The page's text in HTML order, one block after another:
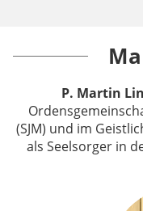
P. Martin
(SJM) und im
als Seelsorger in